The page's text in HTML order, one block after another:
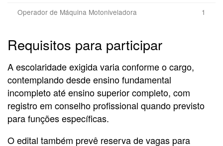
Operador de Máquina Motoniveladora
1
Requisitos para participar
A escolaridade exigida varia conforme o cargo,
contemplando desde ensino fundamental
incompleto até ensino superior completo, com
registro em conselho profissional quando previsto
para funções específicas.
O edital também prevê reserva de vagas para